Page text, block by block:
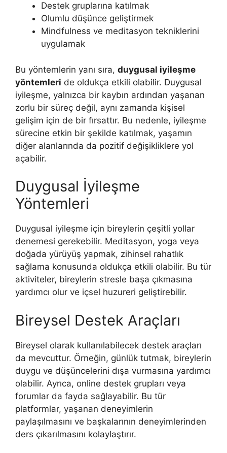
Destek gruplarına katılmak
Olumlu düşünce geliştirmek
Mindfulness ve meditasyon tekniklerini
uygulamak
Bu yöntemlerin yanı sıra, duygusal iyileşme
yöntemleri de oldukça etkili olabilir. Duygusal
iyileşme, yalnızca bir kaybın ardından yaşanan
zorlu bir süreç değil, aynı zamanda kişisel
gelişim için de bir fırsattır. Bu nedenle, iyileşme
sürecine etkin bir şekilde katılmak, yaşamın
diğer alanlarında da pozitif değişikliklere yol
açabilir.
Duygusal İyileşme
Yöntemleri
Duygusal iyileşme için bireylerin çeşitli yollar
denemesi gerekebilir. Meditasyon, yoga veya
doğada yürüyüş yapmak, zihinsel rahatlık
sağlama konusunda oldukça etkili olabilir. Bu tür
aktiviteler, bireylerin stresle başa çıkmasına
yardımcı olur ve içsel huzureri geliştirebilir.
Bireysel Destek Araçları
Bireysel olarak kullanılabilecek destek araçları
da mevcuttur. Örneğin, günlük tutmak, bireylerin
duygu ve düşüncelerini dışa vurmasına yardımcı
olabilir. Ayrıca, online destek grupları veya
forumlar da fayda sağlayabilir. Bu tür
platformlar, yaşanan deneyimlerin
paylaşılmasını ve başkalarının deneyimlerinden
ders çıkarılmasını kolaylaştırır.